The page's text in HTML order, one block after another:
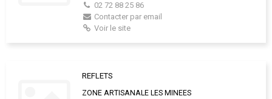
02 72 88 25 86
Contacter par email
Voir le site
REFLETS
ZONE ARTISANALE LES MINEES